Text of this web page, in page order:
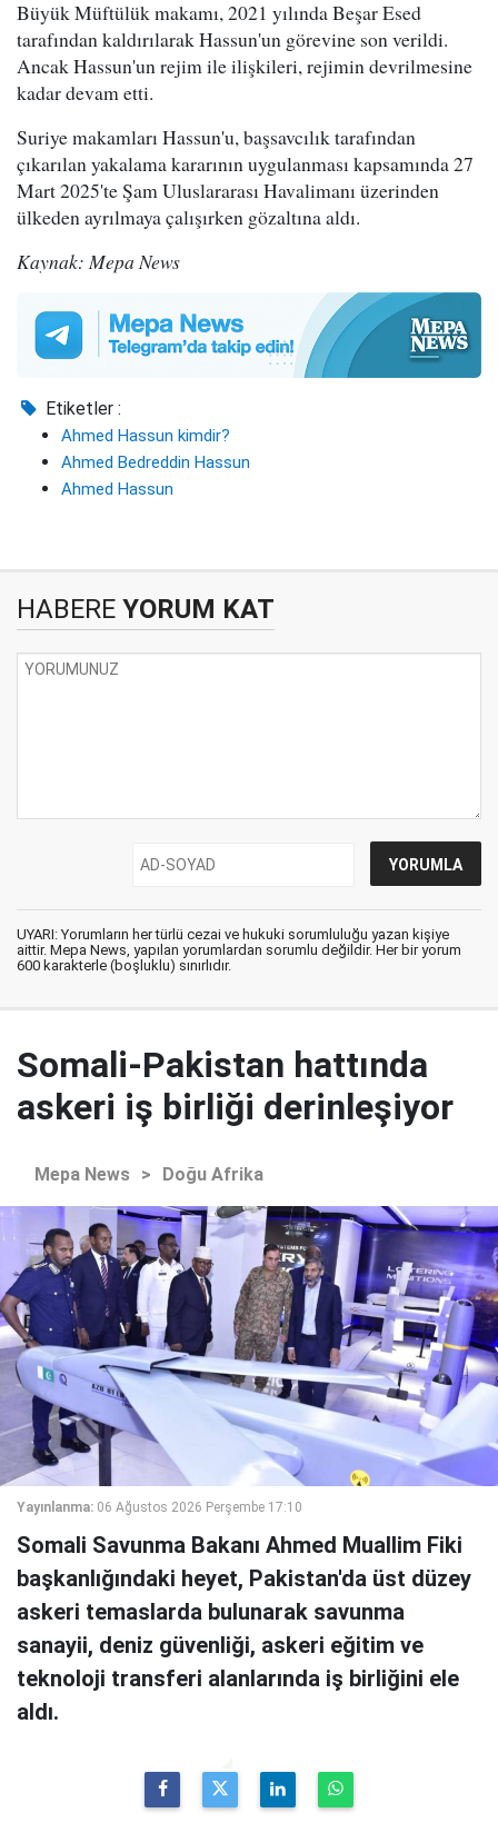
Büyük Müftülük makamı, 2021 yılında Beşar Esed
tarafından kaldırılarak Hassun'un görevine son verildi.
Ancak Hassun'un rejim ile ilişkileri, rejimin devrilmesine
kadar devam etti.
Suriye makamları Hassun'u, başsavcılık tarafından
çıkarılan yakalama kararının uygulanması kapsamında 27
Mart 2025'te Şam Uluslararası Havalimanı üzerinden
ülkeden ayrılmaya çalışırken gözaltına aldı.
Kaynak: Mepa News
Etiketler :
Ahmed Hassun kimdir?
Ahmed Bedreddin Hassun
Ahmed Hassun
HABERE YORUM KAT
UYARI: Yorumların her türlü cezai ve hukuki sorumluluğu yazan kişiye
aittir. Mepa News, yapılan yorumlardan sorumlu değildir. Her bir yorum
600 karakterle (boşluklu) sınırlıdır.
Somali-Pakistan hattında
askeri iş birliği derinleşiyor
Mepa News > Doğu Afrika
Yayınlanma: 06 Ağustos 2026 Perşembe 17:10
Somali Savunma Bakanı Ahmed Muallim Fiki
başkanlığındaki heyet, Pakistan'da üst düzey
askeri temaslarda bulunarak savunma
sanayii, deniz güvenliği, askeri eğitim ve
teknoloji transferi alanlarında iş birliğini ele
aldı.